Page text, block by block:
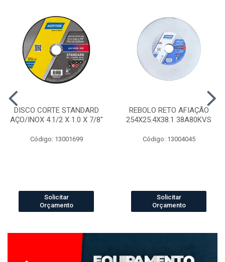
DISCO CORTE STANDARD
AÇO/INOX 4.1/2 X 1.0 X 7/8"
Código: 13001699
Solicitar
Orçamento
REBOLO RETO AFIAÇÃO
254X25.4X38.1 38A80KVS
Código: 13004045
Solicitar
Orçamento